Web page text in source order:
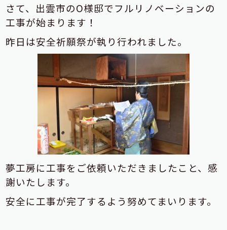
さて、出雲市のO様邸でフルリノベーションの
工事が始まります！
昨日は安全祈願祭が執り行われました。
夢工房に工事をご依頼いただきましたこと、感
謝いたします。
安全に工事が完了するよう努めてまいります。